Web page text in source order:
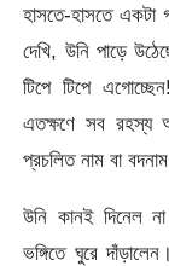
হাসতে-হাসতে একটা
দেখি, উনি পাড়ে
টিপে টিপে
এতক্ষণে সব রহস্য
প্রচলিত নাম বা
উনি কানই দিনেল
ভঙ্গিতে ঘুরে